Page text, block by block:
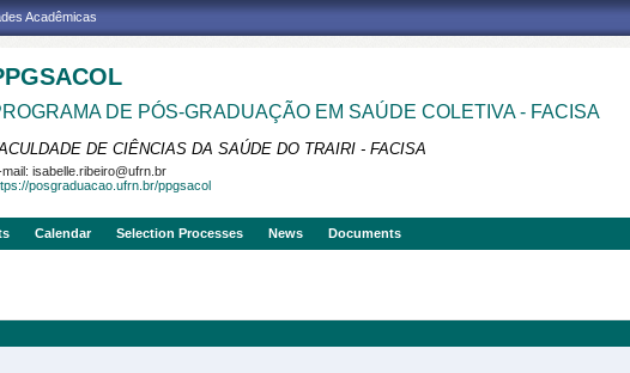
Acadêmicas
DE PÓS-GRADUAÇÃO EM SAÚDE COLETIVA - FACISA
DE CIÊNCIAS DA SAÚDE DO TRAIRI - FACISA
mail: isabelle.ribeiro@ufrn.br
posgraduacao.ufrn.br/ppgsacol
Calendar Selection Processes News Documents